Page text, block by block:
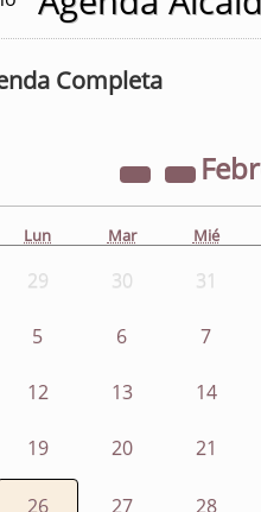
Completa
Lun Mar Mié
29 30 31
5 6 7
12 13 14
19 20 21
26 27 28